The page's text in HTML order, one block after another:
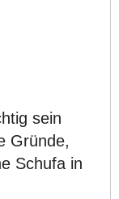
sein
Gründe,
Schufa in